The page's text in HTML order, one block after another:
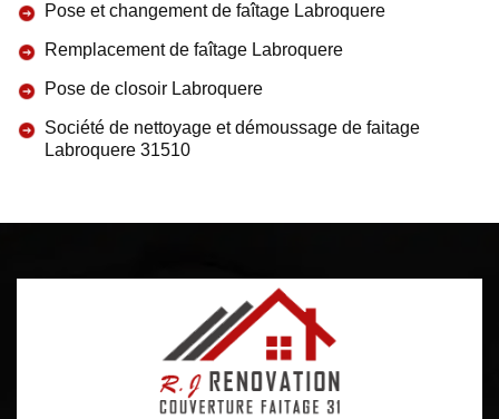
Pose et changement de faîtage Labroquere
Remplacement de faîtage Labroquere
Pose de closoir Labroquere
Société de nettoyage et démoussage de faitage
Labroquere 31510